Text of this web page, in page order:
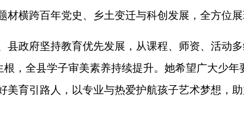
横跨百年党史、乡土变迁与科创发展，全方位展
政府坚持教育优先发展，从课程、师资、活动
根，全县学子审美素养持续提升。她希望广大少
育引路人，以专业与热爱护航孩子艺术梦想，